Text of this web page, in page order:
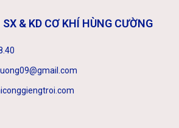
& KD CƠ KHÍ HÙNG CƯỜNG